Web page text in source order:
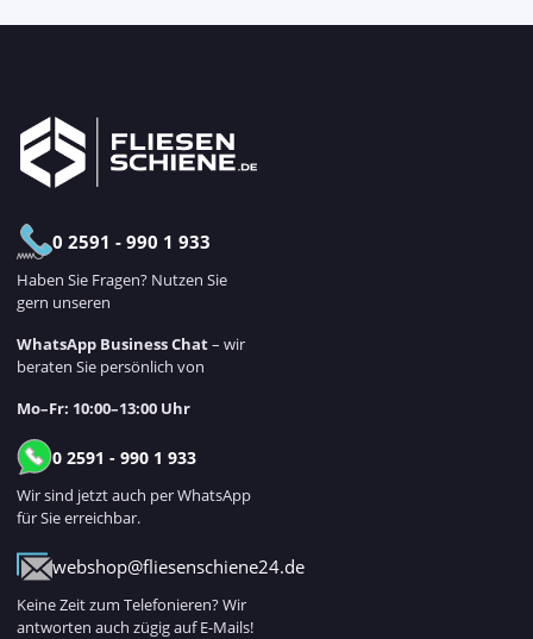
0 2591 - 990 1 933
Haben Sie Fragen? Nutzen Sie
gern unseren
WhatsApp Business Chat– wir
beraten Sie persönlich von
Mo–Fr: 10:00–13:00 Uhr
0 2591 - 990 1 933
Wir sind jetzt auch per WhatsApp
für Sie erreichbar.
webshop@fliesenschiene24.de
Keine Zeit zum Telefonieren? Wir
antworten auch zügig auf E-Mails!